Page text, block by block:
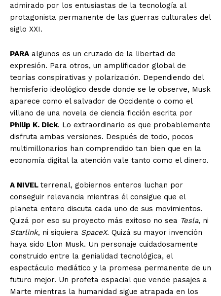
admirado por los entusiastas de la tecnología al
protagonista permanente de las guerras culturales del
siglo XXI.
PARA algunos es un cruzado de la libertad de
expresión. Para otros, un amplificador global de
teorías conspirativas y polarización. Dependiendo del
hemisferio ideológico desde donde se le observe, Musk
aparece como el salvador de Occidente o como el
villano de una novela de ciencia ficción escrita por
Philip K. Dick. Lo extraordinario es que probablemente
disfruta ambas versiones. Después de todo, pocos
multimillonarios han comprendido tan bien que en la
economía digital la atención vale tanto como el dinero.
A NIVEL terrenal, gobiernos enteros luchan por
conseguir relevancia mientras él consigue que el
planeta entero discuta cada uno de sus movimientos.
Quizá por eso su proyecto más exitoso no sea Tesla, ni
Starlink, ni siquiera SpaceX. Quizá su mayor invención
haya sido Elon Musk. Un personaje cuidadosamente
construido entre la genialidad tecnológica, el
espectáculo mediático y la promesa permanente de un
futuro mejor. Un profeta espacial que vende pasajes a
Marte mientras la humanidad sigue atrapada en los